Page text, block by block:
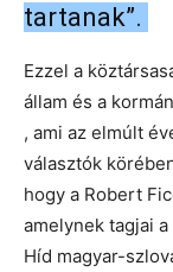
tartanak”.
Ezzel a
állam és a
, ami az elmúlt
választók
hogy a Robert
amelynek tagjai
Híd magyar-